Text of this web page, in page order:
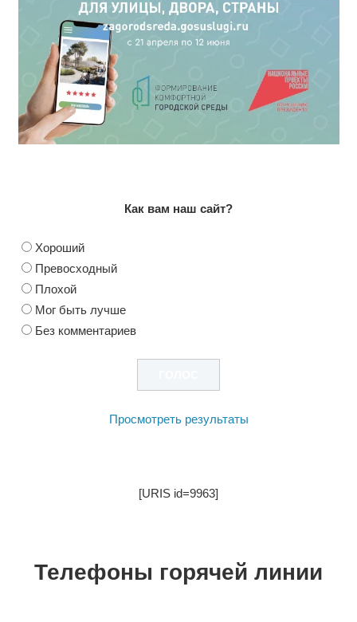
Как вам наш сайт?
Хороший
Превосходный
Плохой
Мог быть лучше
Без комментариев
Просмотреть результаты
[URIS id=9963]
Телефоны горячей линии